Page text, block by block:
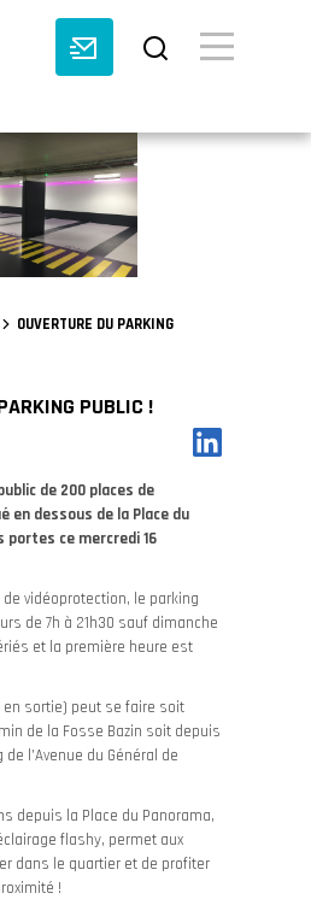
OUVERTURE DU PARKING
PUBLIC !
de 200 places de
dessous de la Place du
portes ce mercredi 16
de vidéoprotection, le parking
de 7h à 21h30 sauf dimanche
et la première heure est
en sortie) peut se faire soit
de la Fosse Bazin soit depuis
l’Avenue du Général de
depuis la Place du Panorama,
flashy, permet aux
dans le quartier et de profiter
!